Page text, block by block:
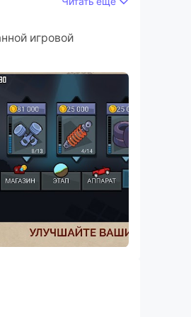
реалистичными и
очень удобно
физики его не
трюки,
не такая крепкая,
игровой